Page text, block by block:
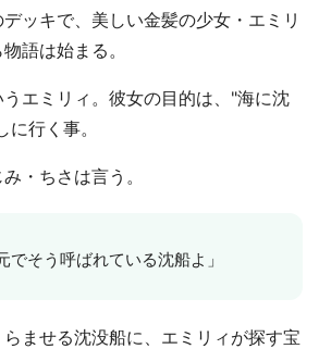
ッキで、美しい金髪の少女・エミリ
語は始まる。
エミリィ。彼女の目的は、"海に沈
行く事。
・ちさは言う。
そう呼ばれている沈船よ」
ませる沈没船に、エミリィが探す宝